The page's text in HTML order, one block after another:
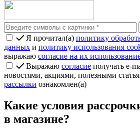
Я прочитал(а) политику
данных и политику использования
выражаю согласие на их
Выражаю согласие получать e-
новостями, акциями, полезными
рассылки ознакомлен(а)
Какие условия
в магазине?